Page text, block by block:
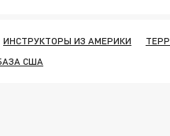
ИНСТРУКТОРЫ ИЗ АМЕРИКИ
США